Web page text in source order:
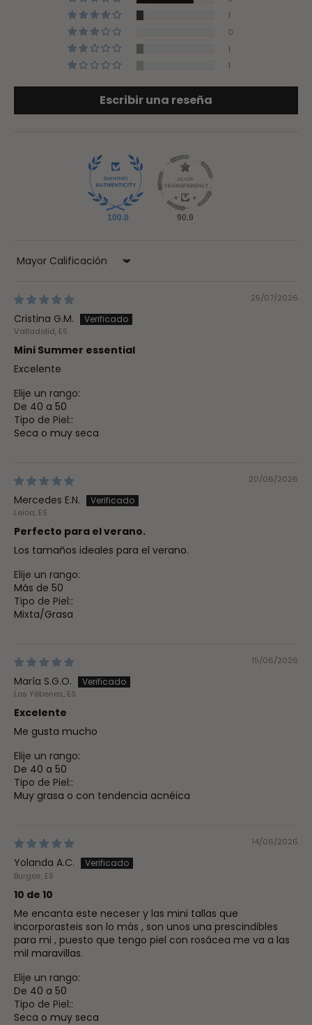
1
0
1
1
Escribir una reseña
100.0 90.9
Sort by
25/07/2026
Cristina G.M.
Valladolid, ES
Mini Summer essential
Excelente
Elije un rango:
De 40 a 50
Tipo de Piel::
Seca o muy seca
20/06/2026
Mercedes E.N.
Leioa, ES
Perfecto para el verano.
Los tamaños ideales para el verano.
Elije un rango:
Más de 50
Tipo de Piel::
Mixta/Grasa
15/06/2026
María S.G.O.
Los Yébenes, ES
Excelente
Me gusta mucho
Elije un rango:
De 40 a 50
Tipo de Piel::
Muy grasa o con tendencia acnéica
14/06/2026
Yolanda A.C.
Burgos, ES
10 de 10
Me encanta este neceser y las mini tallas que
incorporasteis son lo más , son unos una prescindibles
para mi , puesto que tengo piel con rosácea me va a las
mil maravillas.
Elije un rango:
De 40 a 50
Tipo de Piel::
Seca o muy seca